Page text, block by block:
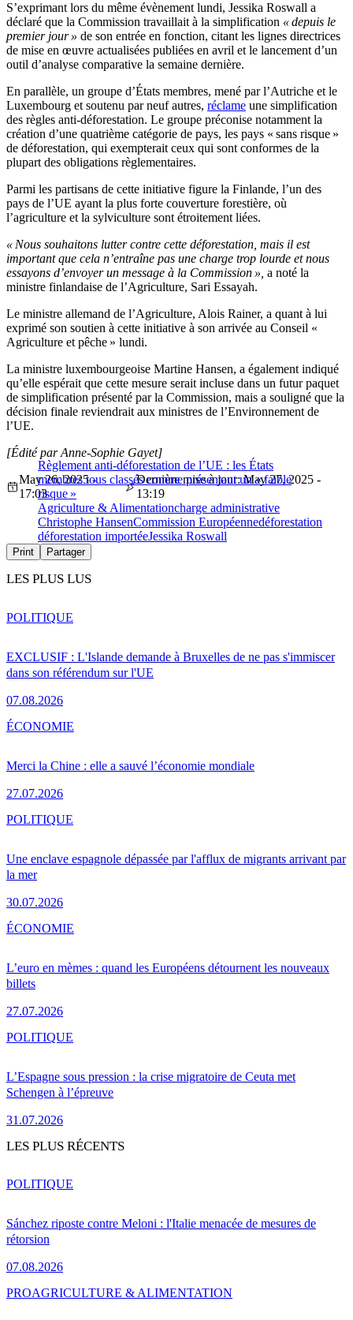
S’exprimant lors du même évènement lundi, Jessika Roswall a
déclaré que la Commission travaillait à la simplification « depuis le
premier jour » de son entrée en fonction, citant les lignes directrices
de mise en œuvre actualisées publiées en avril et le lancement d’un
outil d’analyse comparative la semaine dernière.
En parallèle, un groupe d’États membres, mené par l’Autriche et le
Luxembourg et soutenu par neuf autres, réclame une simplification
des règles anti-déforestation. Le groupe préconise notamment la
création d’une quatrième catégorie de pays, les pays « sans risque »
de déforestation, qui exempterait ceux qui sont conformes de la
plupart des obligations règlementaires.
Parmi les partisans de cette initiative figure la Finlande, l’un des
pays de l’UE ayant la plus forte couverture forestière, où
l’agriculture et la sylviculture sont étroitement liées.
« Nous souhaitons lutter contre cette déforestation, mais il est
important que cela n’entraîne pas une charge trop lourde et nous
essayons d’envoyer un message à la Commission », a noté la
ministre finlandaise de l’Agriculture, Sari Essayah.
Le ministre allemand de l’Agriculture, Alois Rainer, a quant à lui
exprimé son soutien à cette initiative à son arrivée au Conseil «
Agriculture et pêche » lundi.
La ministre luxembourgeoise Martine Hansen, a également indiqué
qu’elle espérait que cette mesure serait incluse dans un futur paquet
de simplification présenté par la Commission, mais a souligné que la
décision finale reviendrait aux ministres de l’Environnement de
l’UE.
Règlement anti-déforestation de l’UE : les États
membres tous classés comme présentant un « faible
risque »
[Édité par Anne-Sophie Gayet]
May 26, 2025 -
17:03
Dernière mise à jour: May 27, 2025 -
13:19
Agriculture & Alimentationcharge administrative
Christophe HansenCommission Européennedéforestation
déforestation importéeJessika Roswall
Print Partager
LES PLUS LUS
EXCLUSIF : L'Islande demande à Bruxelles de ne pas s'immiscer
dans son référendum sur l'UE
07.08.2026
POLITIQUE
Merci la Chine : elle a sauvé l’économie mondiale
27.07.2026
ÉCONOMIE
Une enclave espagnole dépassée par l'afflux de migrants arrivant par
la mer
30.07.2026
POLITIQUE
L’euro en mèmes : quand les Européens détournent les nouveaux
billets
27.07.2026
ÉCONOMIE
L’Espagne sous pression : la crise migratoire de Ceuta met
Schengen à l’épreuve
31.07.2026
POLITIQUE
LES PLUS RÉCENTS
Sánchez riposte contre Meloni : l'Italie menacée de mesures de
rétorsion
07.08.2026
POLITIQUE
PROAGRICULTURE & ALIMENTATION